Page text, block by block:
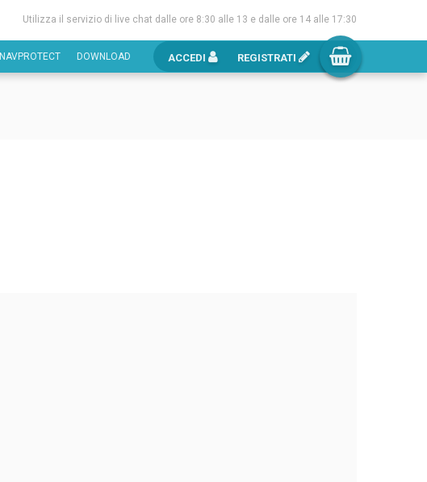
Utilizza il servizio di live chat dalle ore 8:30 alle 13 e dalle ore 14 alle 17:30
NAVPROTECT DOWNLOAD ACCEDI REGISTRATI